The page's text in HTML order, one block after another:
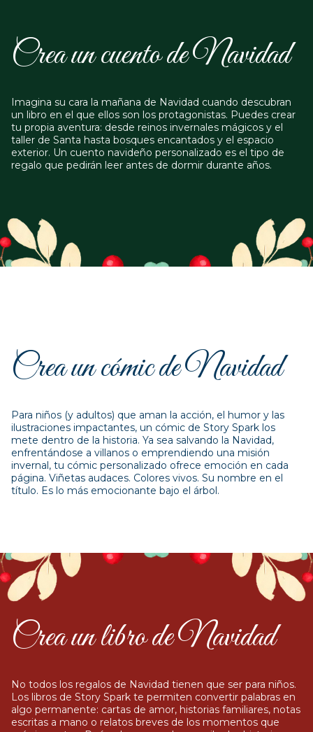
Crea un cuento de Navidad
Imagina su cara la mañana de Navidad cuando descubran
un libro en el que ellos son los protagonistas. Puedes crear
tu propia aventura: desde reinos invernales mágicos y el
taller de Santa hasta bosques encantados y el espacio
exterior. Un cuento navideño personalizado es el tipo de
regalo que pedirán leer antes de dormir durante años.
Crea un cómic de Navidad
Para niños (y adultos) que aman la acción, el humor y las
ilustraciones impactantes, un cómic de Story Spark los
mete dentro de la historia. Ya sea salvando la Navidad,
enfrentándose a villanos o emprendiendo una misión
invernal, tu cómic personalizado ofrece emoción en cada
página. Viñetas audaces. Colores vivos. Su nombre en el
título. Es lo más emocionante bajo el árbol.
Crea un libro de Navidad
No todos los regalos de Navidad tienen que ser para niños.
Los libros de Story Spark te permiten convertir palabras en
algo permanente: cartas de amor, historias familiares, notas
escritas a mano o relatos breves de los momentos que